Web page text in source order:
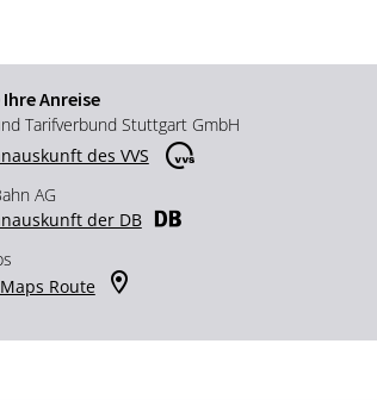
Anreise
Tarifverbund Stuttgart GmbH
des VVS
AG
der DB
Route